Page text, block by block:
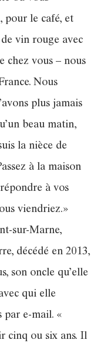
pour le café, et
vin rouge avec
chez vous – nous
Nous
plus jamais
beau matin,
la nièce de
à la maison
à vos
viendriez.»
sur-Marne,
décédé en 2013,
son oncle qu’elle
qui elle
par e-mail. «
cinq ou six ans. Il